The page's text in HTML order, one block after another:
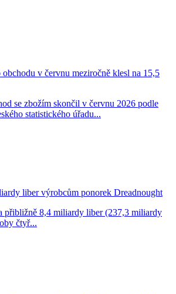
v červnu meziročně klesl na 15,5
se zbožím skončil v červnu 2026 podle
statistického úřadu...
liber výrobcům ponorek Dreadnought
přibližně 8,4 miliardy liber (237,3 miliardy
čtyř...